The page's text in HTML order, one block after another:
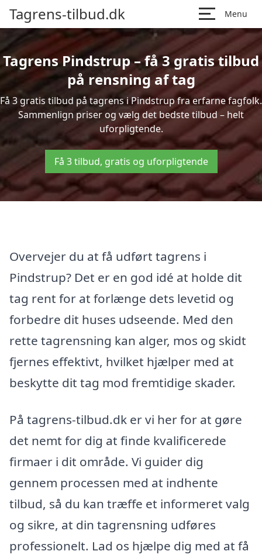
Tagrens-tilbud.dk Menu
Tagrens Pindstrup – få 3 gratis tilbud
på rensning af tag
Få 3 gratis tilbud på tagrens i Pindstrup fra erfarne fagfolk.
Sammenlign priser og vælg det bedste tilbud – helt
uforpligtende.
Få 3 tilbud, gratis og uforpligtende
Overvejer du at få udført tagrens i
Pindstrup? Det er en god idé at holde dit
tag rent for at forlænge dets levetid og
forbedre dit huses udseende. Med den
rette tagrensning kan alger, mos og skidt
fjernes effektivt, hvilket hjælper med at
beskytte dit tag mod fremtidige skader.
På tagrens-tilbud.dk er vi her for at gøre
det nemt for dig at finde kvalificerede
firmaer i dit område. Vi guider dig
gennem processen med at indhente
tilbud, så du kan træffe et informeret valg
og sikre, at din tagrensning udføres
professionelt. Lad os hjælpe dig med at få